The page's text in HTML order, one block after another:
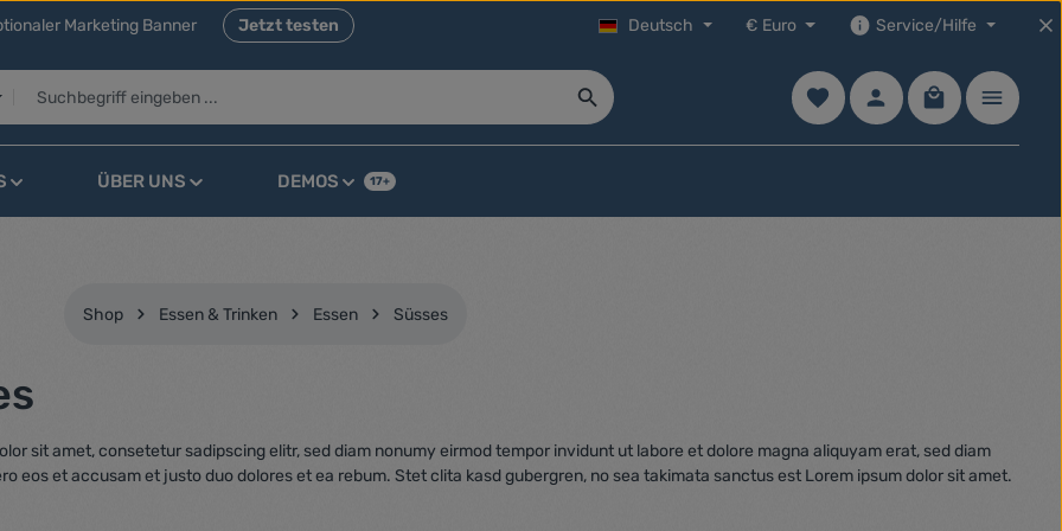
Marketing Banner Jetzt testen Deutsch € Euro Service/Hilfe
Du hast 0 Produkte auf dem
Warenkorb
ÜBER UNS DEMOS 17+
Shop Essen & Trinken Essen Süsses
sit amet, consetetur sadipscing elitr, sed diam nonumy eirmod tempor invidunt ut labore et dolore magna aliquyam erat, sed diam
eos et accusam et justo duo dolores et ea rebum. Stet clita kasd gubergren, no sea takimata sanctus est Lorem ipsum dolor sit amet.